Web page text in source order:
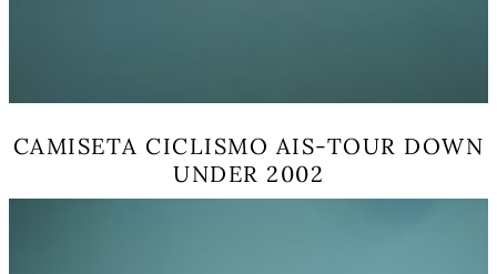
CAMISETA CICLISMO AIS-TOUR DOWN
UNDER 2002